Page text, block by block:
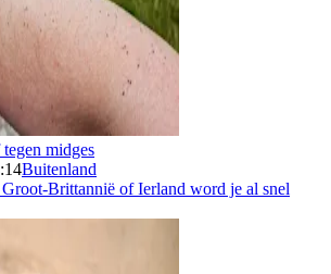
midges
Buitenland
Brittannië of Ierland word je al snel